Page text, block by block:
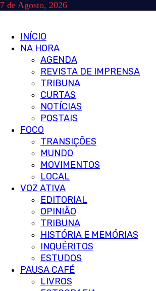
Skip
7 de Agosto, 2026
Primary
Menu
INÍCIO
NA HORA
AGENDA
REVISTA DE IMPRENSA
TRIBUNA
CURTAS
NOTÍCIAS
POSTAIS
FOCO
TRANSIÇÕES
MUNDO
MOVIMENTOS
LOCAL
VOZ ATIVA
EDITORIAL
OPINIÃO
TRIBUNA
HISTÓRIA E MEMÓRIAS
INQUÉRITOS
ESTUDOS
PAUSA CAFÉ
LIVROS